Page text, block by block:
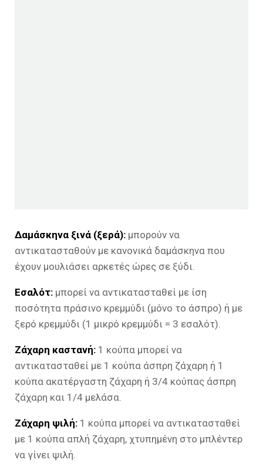
Δαμάσκηνα ξινά (ξερά): μπορούν να
αντικατασταθούν με κανονικά δαμάσκηνα που
έχουν μουλιάσει αρκετές ώρες σε ξύδι.
Εσαλότ: μπορεί να αντικατασταθεί με ίση
ποσότητα πράσινο κρεμμύδι (μόνο το άσπρο) ή με
ξερό κρεμμύδι (1 μικρό κρεμμύδι = 3 εσαλότ).
Ζάχαρη καστανή: 1 κούπα μπορεί να
αντικατασταθεί με 1 κούπα άσπρη ζάχαρη ή 1
κούπα ακατέργαστη ζάχαρη ή 3/4 κούπας άσπρη
ζάχαρη και 1/4 μελάσα.
Ζάχαρη ψιλή: 1 κούπα μπορεί να αντικατασταθεί
με 1 κούπα απλή ζάχαρη, χτυπημένη στο μπλέντερ
να γίνει ψιλή.